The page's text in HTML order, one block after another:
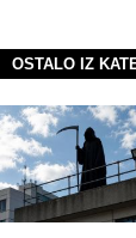
OSTALO IZ